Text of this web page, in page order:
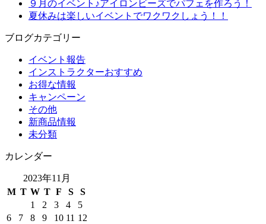
９月のイベント♪アイロンビーズでパフェを作ろう！
夏休みは楽しいイベントでワクワクしょう！！
ブログカテゴリー
イベント報告
インストラクターおすすめ
お得な情報
キャンペーン
その他
新商品情報
未分類
カレンダー
2023年11月
M T W T F S
S
1
2 3 4
5
6
7 8 9 10 11 12